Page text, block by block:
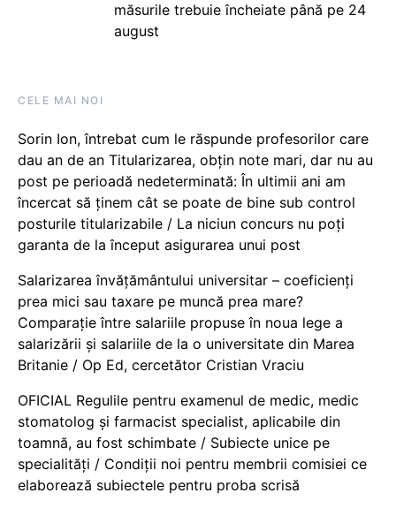
măsurile trebuie încheiate până pe 24
august
CELE MAI NOI
Sorin Ion, întrebat cum le răspunde profesorilor care
dau an de an Titularizarea, obțin note mari, dar nu au
post pe perioadă nedeterminată: În ultimii ani am
încercat să ținem cât se poate de bine sub control
posturile titularizabile / La niciun concurs nu poți
garanta de la început asigurarea unui post
Salarizarea învățământului universitar – coeficienți
prea mici sau taxare pe muncă prea mare?
Comparație între salariile propuse în noua lege a
salarizării și salariile de la o universitate din Marea
Britanie / Op Ed, cercetător Cristian Vraciu
OFICIAL Regulile pentru examenul de medic, medic
stomatolog și farmacist specialist, aplicabile din
toamnă, au fost schimbate / Subiecte unice pe
specialități / Condiții noi pentru membrii comisiei ce
elaborează subiectele pentru proba scrisă